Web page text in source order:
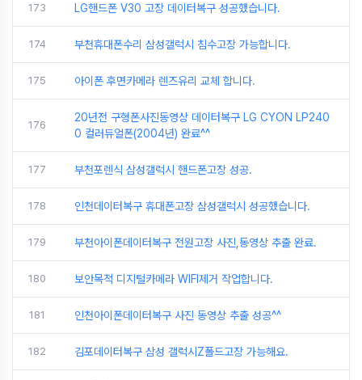
173 LG핸드폰 V30 고장 데이터복구 성공했습니다.
174 부천휴대폰수리 삼성갤럭시 침수고장 가능합니다.
175 아이폰 후면카메라 렌즈유리 교체 합니다.
176
20년전 구형폰사진동영상 데이터복구 LG CYON LP240
0 컬러듀얼폰(2004년) 완료^^
177 부천포렌식 삼성갤럭시 핸드폰고장 성공.
178 인천데이터복구 휴대폰고장 삼성갤럭시 성공했습니다.
179 부천아이폰데이터복구 전원고장 사진,동영상 추출 완료.
180 보안목적 디지털카메라 WIFI제거 작업합니다.
181 인천아이폰데이터복구 사진 동영상 추출 성공^^
182 김포데이터복구 삼성 갤럭시Z폴드고장 가능해요.